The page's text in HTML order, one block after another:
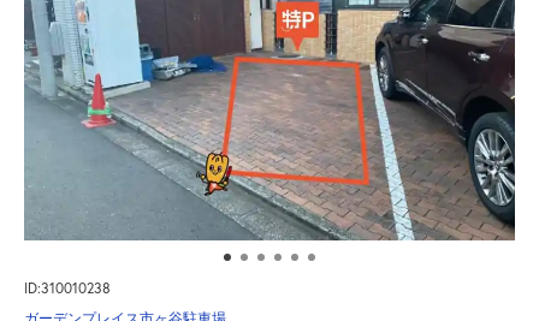
ID:310010238